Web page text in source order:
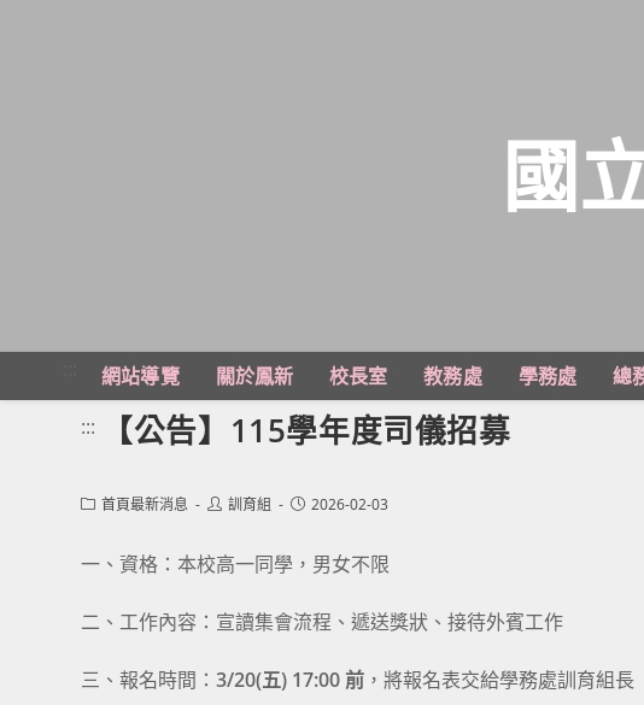
主
國
網站導覽 關於鳳新 校長室 教務處 學務處 總
::: 【公告】115學年度司儀招募
Post首頁最新消息
Post訓育組
Post2026-02-03
一、資格：本校高一同學，男女不限
二、工作內容：宣讀集會流程、遞送獎狀、接待外賓工作
三、報名時間：3/20(五) 17:00 前 ，將報名表交給學務處訓育組長